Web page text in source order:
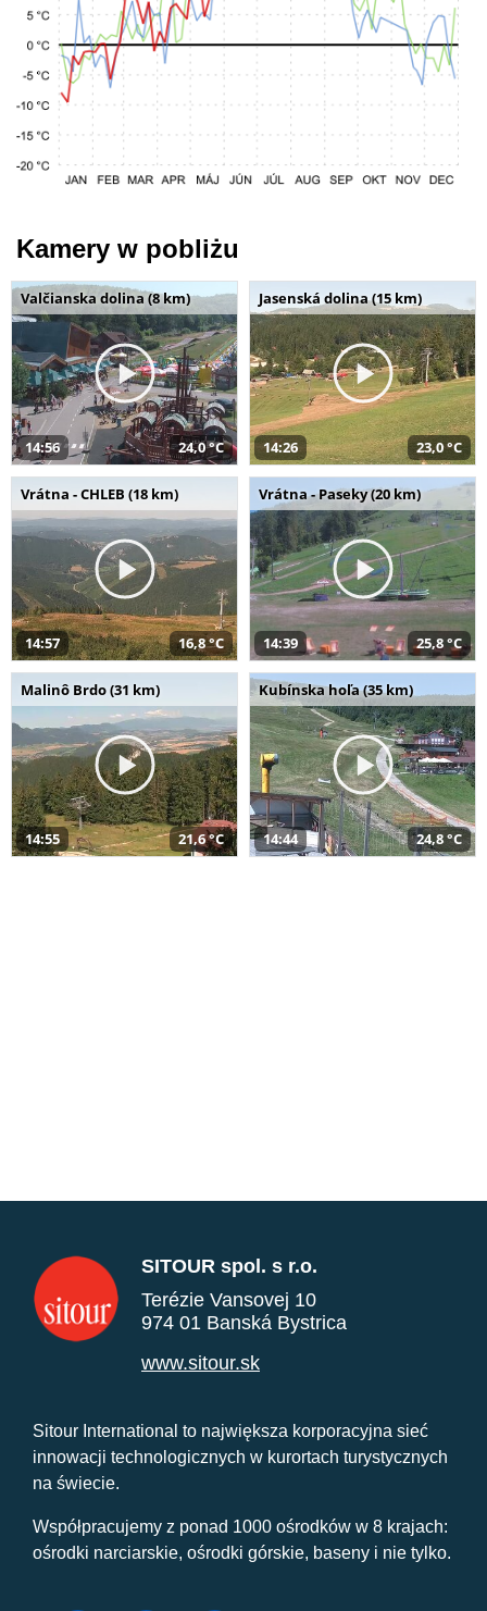
Kamery w pobliżu
Valčianska dolina (8 km)
14:56 24,0 °C
Jasenská dolina (15 km)
14:26 23,0 °C
Vrátna - CHLEB (18 km)
14:57 16,8 °C
Vrátna - Paseky (20 km)
14:39 25,8 °C
Malinô Brdo (31 km)
14:55 21,6 °C
Kubínska hoľa (35 km)
14:44 24,8 °C
SITOUR spol. s r.o.
Terézie Vansovej 10
974 01 Banská Bystrica
www.sitour.sk
Sitour International to największa korporacyjna sieć
innowacji technologicznych w kurortach turystycznych
na świecie.
Współpracujemy z ponad 1000 ośrodków w 8 krajach:
ośrodki narciarskie, ośrodki górskie, baseny i nie tylko.